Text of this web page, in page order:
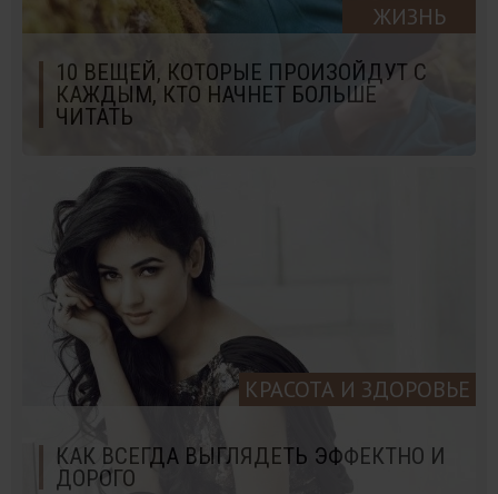
ЖИЗНЬ
10 ВЕЩЕЙ, КОТОРЫЕ ПРОИЗОЙДУТ С
КАЖДЫМ, КТО НАЧНЕТ БОЛЬШЕ
ЧИТАТЬ
КРАСОТА И ЗДОРОВЬЕ
КАК ВСЕГДА ВЫГЛЯДЕТЬ ЭФФЕКТНО И
ДОРОГО